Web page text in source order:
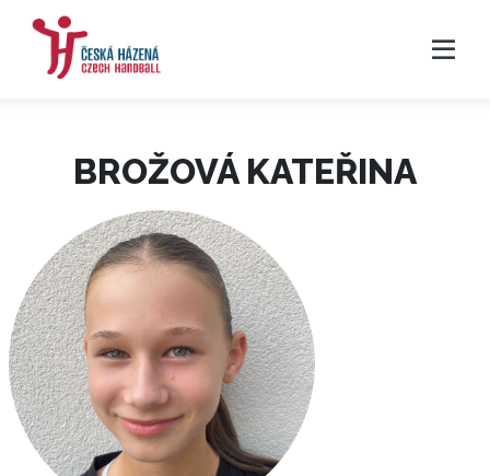
BROŽOVÁ KATEŘINA